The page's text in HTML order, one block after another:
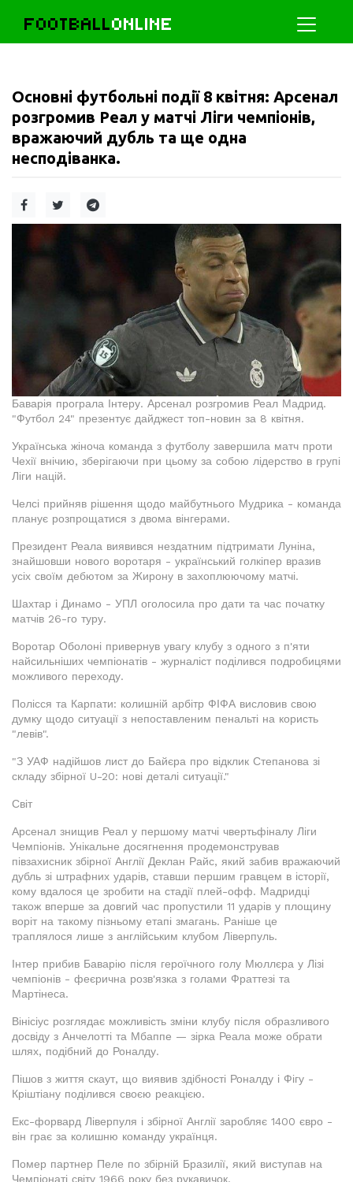
FOOTBALLONLINE
Основні футбольні події 8 квітня: Арсенал
розгромив Реал у матчі Ліги чемпіонів,
вражаючий дубль та ще одна
несподіванка.
Баварія програла Інтеру. Арсенал розгромив Реал Мадрид.
"Футбол 24" презентує дайджест топ-новин за 8 квітня.
Українська жіноча команда з футболу завершила матч проти
Чехії внічию, зберігаючи при цьому за собою лідерство в групі
Ліги націй.
Челсі прийняв рішення щодо майбутнього Мудрика - команда
планує розпрощатися з двома вінгерами.
Президент Реала виявився нездатним підтримати Луніна,
знайшовши нового воротаря - український голкіпер вразив
усіх своїм дебютом за Жирону в захоплюючому матчі.
Шахтар і Динамо - УПЛ оголосила про дати та час початку
матчів 26-го туру.
Воротар Оболоні привернув увагу клубу з одного з п'яти
найсильніших чемпіонатів - журналіст поділився подробицями
можливого переходу.
Полісся та Карпати: колишній арбітр ФІФА висловив свою
думку щодо ситуації з непоставленим пенальті на користь
"левів".
"З УАФ надійшов лист до Байєра про відклик Степанова зі
складу збірної U-20: нові деталі ситуації."
Світ
Арсенал знищив Реал у першому матчі чвертьфіналу Ліги
Чемпіонів. Унікальне досягнення продемонстрував
півзахисник збірної Англії Деклан Райс, який забив вражаючий
дубль зі штрафних ударів, ставши першим гравцем в історії,
кому вдалося це зробити на стадії плей-офф. Мадридці
також вперше за довгий час пропустили 11 ударів у площину
воріт на такому пізньому етапі змагань. Раніше це
траплялося лише з англійським клубом Ліверпуль.
Інтер прибив Баварію після героїчного голу Мюллєра у Лізі
чемпіонів - феєрична розв'язка з голами Фраттезі та
Мартінеса.
Вінісіус розглядає можливість зміни клубу після образливого
досвіду з Анчелотті та Мбаппе — зірка Реала може обрати
шлях, подібний до Роналду.
Пішов з життя скаут, що виявив здібності Роналду і Фігу -
Кріштіану поділився своєю реакцією.
Екс-форвард Ліверпуля і збірної Англії заробляє 1400 євро -
він грає за колишню команду українця.
Помер партнер Пеле по збірній Бразилії, який виступав на
Чемпіонаті світу 1966 року без рукавичок.